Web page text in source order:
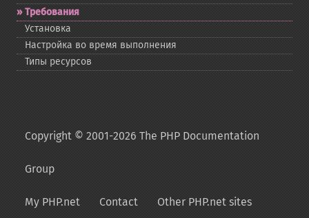
Требования
Установка
Настройка во время выполнения
Типы ресурсов
Copyright © 2001-2026 The PHP Documentation
Group
My PHP.net Contact Other PHP.net sites